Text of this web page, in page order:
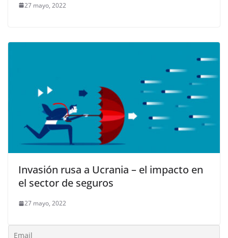
27 mayo, 2022
Invasión rusa a Ucrania – el impacto en
el sector de seguros
27 mayo, 2022